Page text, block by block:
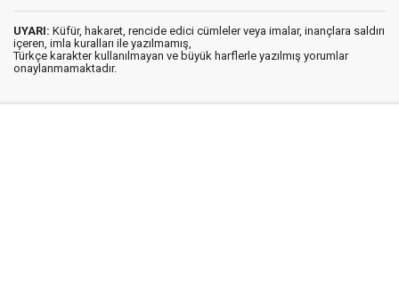
UYARI: Küfür, hakaret, rencide edici cümleler veya imalar, inançlara saldırı
içeren, imla kuralları ile yazılmamış,
Türkçe karakter kullanılmayan ve büyük harflerle yazılmış yorumlar
onaylanmamaktadır.